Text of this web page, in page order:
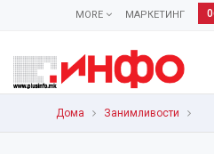
МАРКЕТИНГ
MORE
Дома Занимливости